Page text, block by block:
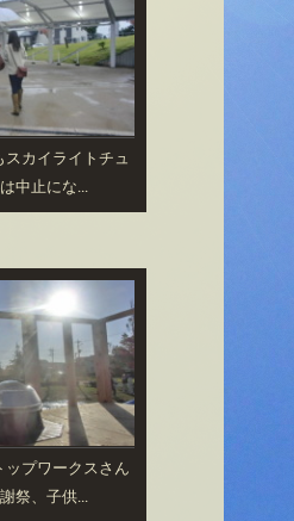
スカイライトチュ
中止にな...
ップワークスさん
祭、子供...